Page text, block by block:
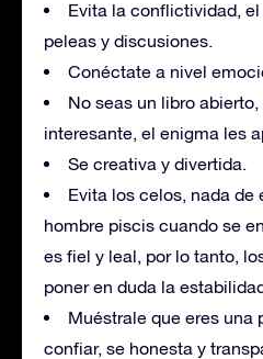
Evita la conflictividad,
peleas y discusiones.
Conéctate a nivel
No seas un libro
interesante, el enigma les
Se creativa y divertida.
Evita los celos, nada de
hombre piscis cuando se
es fiel y leal, por lo tanto,
poner en duda la
Muéstrale que eres una
confiar, se honesta y